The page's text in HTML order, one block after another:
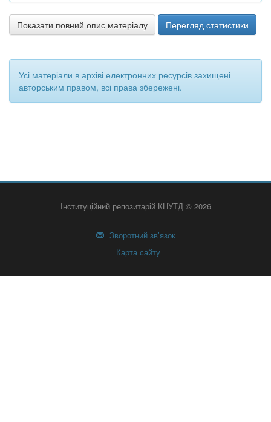
Показати повний опис матеріалу Перегляд статистики
Усі матеріали в архіві електронних ресурсів захищені
авторським правом, всі права збережені.
Інституційний репозитарій КНУТД © 2026
Зворотний зв’язок
Карта сайту